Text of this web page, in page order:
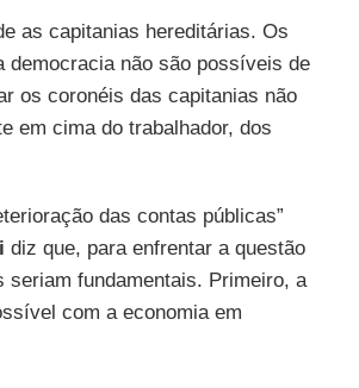
as capitanias hereditárias. Os
democracia não são possíveis de
os coronéis das capitanias não
em cima do trabalhador, dos
das contas públicas”
diz que, para enfrentar a questão
fundamentais. Primeiro, a
com a economia em